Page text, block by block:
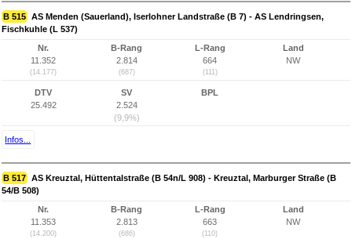
B 515 AS Menden (Sauerland), Iserlohner Landstraße (B 7) - AS Lendringsen,
Fischkuhle (L 537)
Nr.
11.352
(14.177)
B-Rang
2.814
(687)
L-Rang
664
(111)
Land
NW
DTV
25.492
SV
2.524
(9,9%)
BPL
Infos...
B 517 AS Kreuztal, Hüttentalstraße (B 54n/L 908) - Kreuztal, Marburger Straße (B
54/B 508)
Nr.
11.353
(14.200)
B-Rang
2.813
(686)
L-Rang
663
(110)
Land
NW